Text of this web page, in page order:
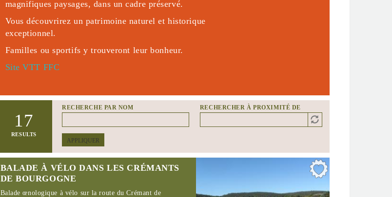
magnifiques paysages, dans un cadre préservé.
Vous découvrirez un patrimoine naturel et historique
exceptionnel.
Familles ou sportifs y trouveront leur bonheur.
Site VTT FFC
17
RESULTS
RECHERCHE PAR NOM RECHERCHER À PROXIMITÉ DE
APPLIQUER
BALADE À VÉLO DANS LES CRÉMANTS
DE BOURGOGNE
Balade œnologique à vélo sur la route du Crémant de